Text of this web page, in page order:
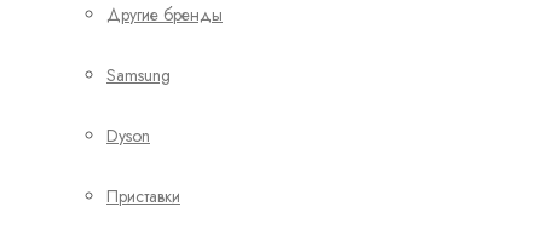
Другие бренды
Samsung
Dyson
Приставки